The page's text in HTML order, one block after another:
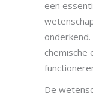
een
chemische
De